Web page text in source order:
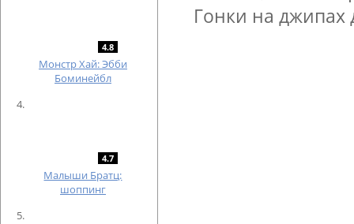
4.8
Монстр Хай: Эбби
Боминейбл
4.7
Малыши Братц:
шоппинг
Гонки на джипах